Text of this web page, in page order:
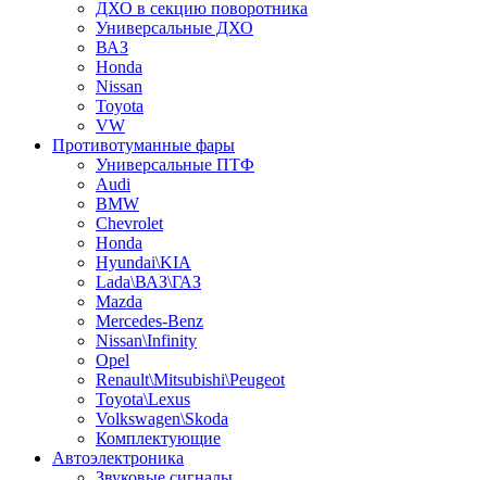
ДХО в секцию поворотника
Универсальные ДХО
ВАЗ
Honda
Nissan
Toyota
VW
Противотуманные фары
Универсальные ПТФ
Audi
BMW
Chevrolet
Honda
Hyundai\KIA
Lada\ВАЗ\ГАЗ
Mazda
Mercedes-Benz
Nissan\Infinity
Opel
Renault\Mitsubishi\Peugeot
Toyota\Lexus
Volkswagen\Skoda
Комплектующие
Автоэлектроника